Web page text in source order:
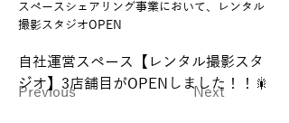
スペースシェアリング事業において、レンタル
撮影スタジオOPEN
Previous Next
自社運営スペース【レンタル撮影スタ
ジオ】3店舗目がOPENしました！！🎇